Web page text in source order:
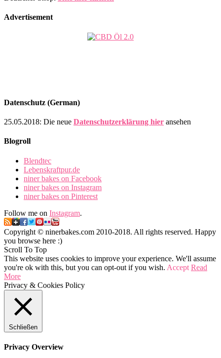
Advertisement
Datenschutz (German)
25.05.2018: Die neue Datenschutzerklärung hier ansehen
Blogroll
Blendtec
Lebenskraftpur.de
niner bakes on Facebook
niner bakes on Instagram
niner bakes on Pinterest
Follow me on Instagram.
Copyright © ninerbakes.com 2010-2018. All rights reserved. Happy
you browse here :)
Scroll To Top
This website uses cookies to improve your experience. We'll assume
you're ok with this, but you can opt-out if you wish. Accept Read
More
Privacy & Cookies Policy
Schließen
Privacy Overview